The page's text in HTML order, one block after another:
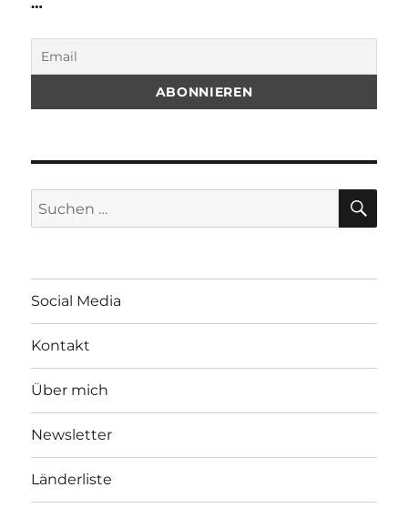
Suchen
nach:
Social Media
Kontakt
Über mich
Newsletter
Länderliste